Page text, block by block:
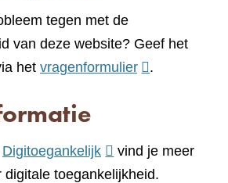
tegen met de
van deze website? Geef het
het vragenformulier(verwijst
website)
.
Digitoegankelijk(verwijst
naar
vind je meer
digitale toegankelijkheid.